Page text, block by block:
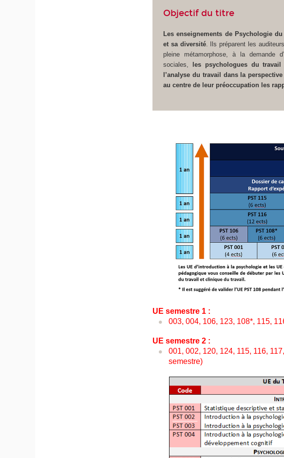
Objectif du titre
Les enseignements de Psychologie
et sa diversité. Ils préparent les auditeurs
pleine métamorphose, à la demande
sociales,
les psychologues du
l’analyse du travail dans la
au centre de leur préoccupation les
UE semestre 1 :
003, 004, 106, 123, 108*, 115,
UE semestre 2 :
001, 002, 120, 124, 115, 116,
semestre)